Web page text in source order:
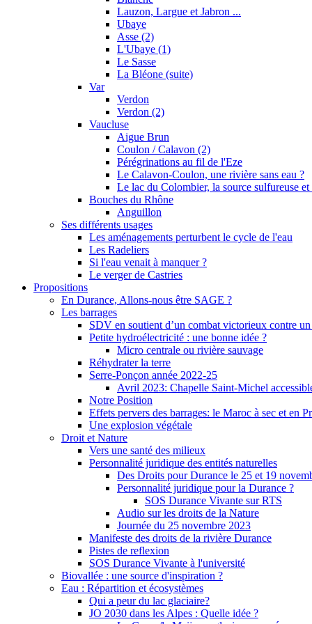
Lauzon, Largue et Jabron ...
Ubaye
Asse (2)
L'Ubaye (1)
Le Sasse
La Bléone (suite)
Var
Verdon
Verdon (2)
Vaucluse
Aigue Brun
Coulon / Calavon (2)
Pérégrinations au fil de l'Eze
Le Calavon-Coulon, une rivière sans eau ?
Le lac du Colombier, la source sulfureuse
Bouches du Rhône
Anguillon
Ses différents usages
Les aménagements perturbent le cycle de l'eau
Les Radeliers
Si l'eau venait à manquer ?
Le verger de Castries
Propositions
En Durance, Allons-nous être SAGE ?
Les barrages
SDV en soutient d’un combat victorieux contre un
Petite hydroélectricité : une bonne idée ?
Micro centrale ou rivière sauvage
Réhydrater la terre
Serre-Ponçon année 2022-25
Avril 2023: Chapelle Saint-Michel
Notre Position
Effets pervers des barrages: le Maroc à sec et en
Une explosion végétale
Droit et Nature
Vers une santé des milieux
Personnalité juridique des entités naturelles
Des Droits pour Durance le 25 et 19
Personnalité juridique pour la Durance ?
SOS Durance Vivante sur RTS
Audio sur les droits de la Nature
Journée du 25 novembre 2023
Manifeste des droits de la rivière Durance
Pistes de reflexion
SOS Durance Vivante à l'université
Biovallée : une source d'inspiration ?
Eau : Répartition et écosystèmes
Qui a peur du lac glaciaire?
JO 2030 dans les Alpes : Quelle idée ?